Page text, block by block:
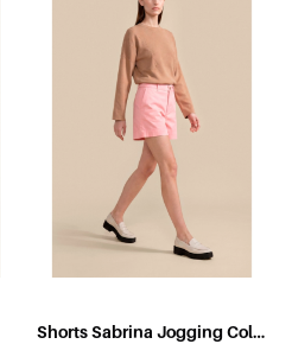
Shorts Sabrina Jogging Color